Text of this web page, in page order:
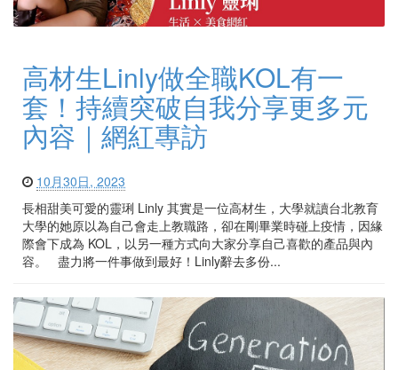
高材生Linly做全職KOL有一
套！持續突破自我分享更多元
內容｜網紅專訪
10月30日, 2023
長相甜美可愛的靈琍 Linly 其實是一位高材生，大學就讀台北教育
大學的她原以為自己會走上教職路，卻在剛畢業時碰上疫情，因緣
際會下成為 KOL，以另一種方式向大家分享自己喜歡的產品與內
容。 盡力將一件事做到最好！Linly辭去多份...